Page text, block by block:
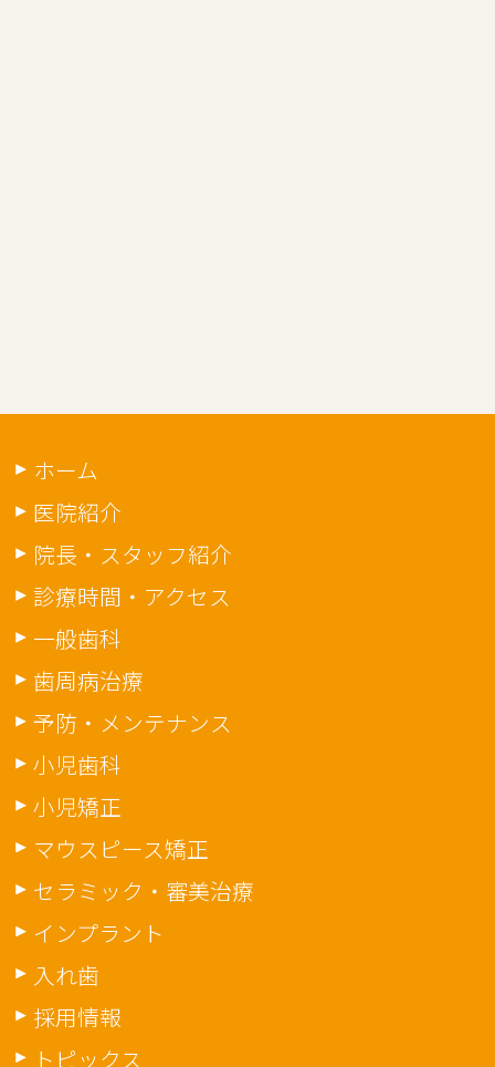
ホーム
医院紹介
院長・スタッフ紹介
診療時間・アクセス
一般歯科
歯周病治療
予防・メンテナンス
小児歯科
小児矯正
マウスピース矯正
セラミック・審美治療
インプラント
入れ歯
採用情報
トピックス